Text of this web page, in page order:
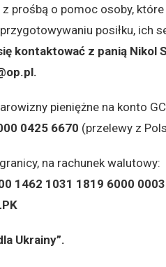
z prośbą o pomoc osoby,
posiłku, ich
kontaktować z panią Nikol
.
pieniężne na konto
0425 6670 (przelewy z
na rachunek walutowy:
1462 1031 1819 6000
Ukrainy”.